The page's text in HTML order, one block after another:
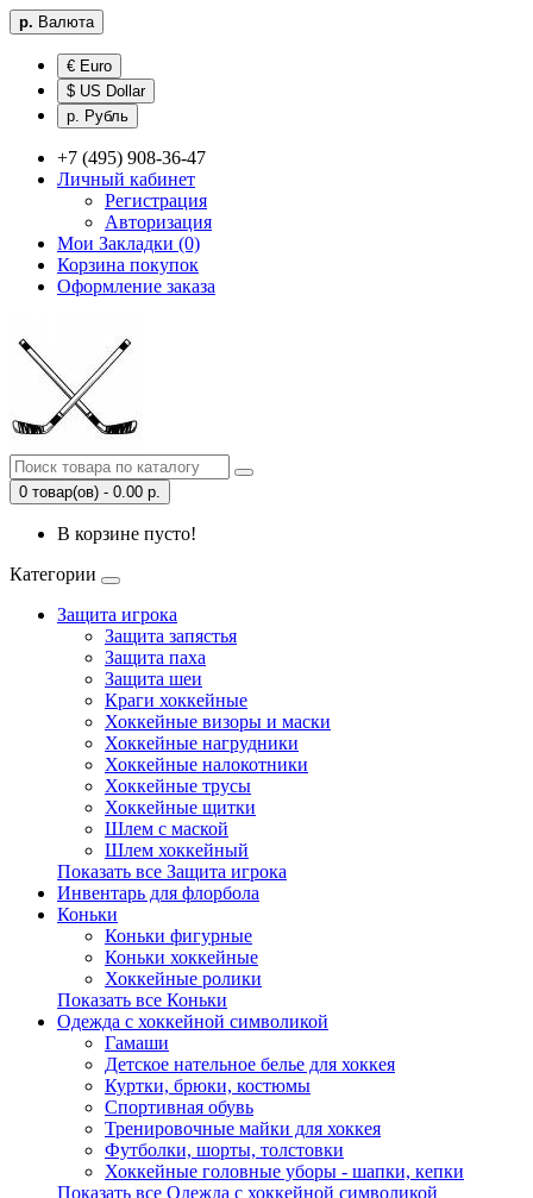
р. Валюта
€ Euro
$ US Dollar
р. Рубль
+7 (495) 908-36-47
Личный кабинет
Регистрация
Авторизация
Мои Закладки (0)
Корзина покупок
Оформление заказа
0 товар(ов) - 0.00 р.
В корзине пусто!
Категории
Защита игрока
Защита запястья
Защита паха
Защита шеи
Краги хоккейные
Хоккейные визоры и маски
Хоккейные нагрудники
Хоккейные налокотники
Хоккейные трусы
Хоккейные щитки
Шлем с маской
Шлем хоккейный
Показать все Защита игрока
Инвентарь для флорбола
Коньки
Коньки фигурные
Коньки хоккейные
Хоккейные ролики
Показать все Коньки
Одежда с хоккейной символикой
Гамаши
Детское нательное белье для хоккея
Куртки, брюки, костюмы
Спортивная обувь
Тренировочные майки для хоккея
Футболки, шорты, толстовки
Хоккейные головные уборы - шапки, кепки
Показать все Одежда с хоккейной символикой